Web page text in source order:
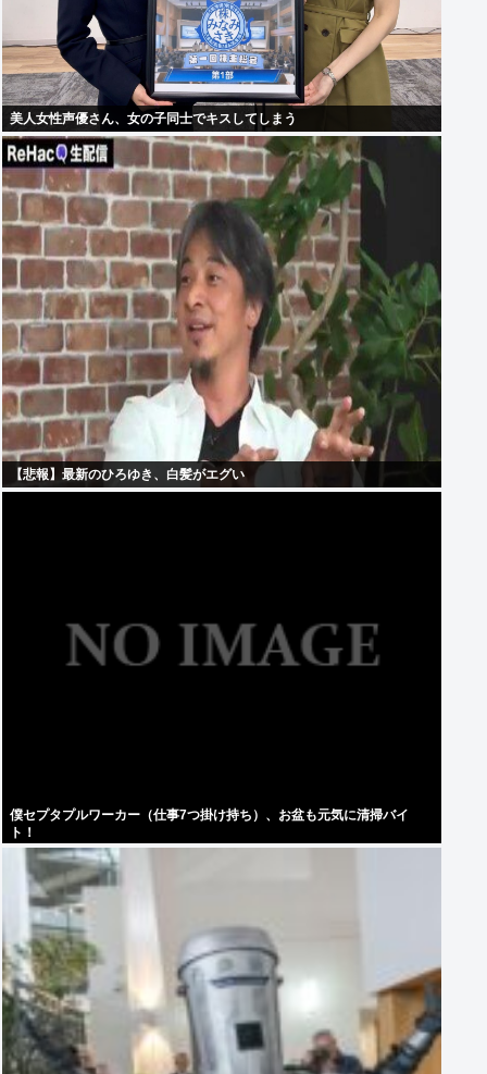
美人女性声優さん、女の子同士でキスしてしまう
【悲報】最新のひろゆき、白髪がエグい
僕セプタプルワーカー（仕事7つ掛け持ち）、お盆も元気に清掃バイ
ト！